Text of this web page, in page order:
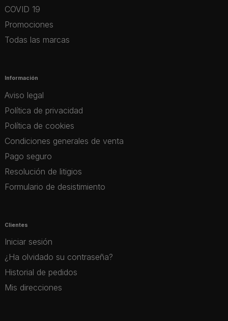
COVID 19
Promociones
Todas las marcas
Información
Aviso legal
Política de privacidad
Política de cookies
Condiciones generales de venta
Pago seguro
Resolución de litigios
Formulario de desistimiento
Clientes
Iniciar sesión
¿Ha olvidado su contraseña?
Historial de pedidos
Mis direcciones